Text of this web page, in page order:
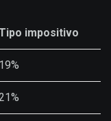
impositivo
19%